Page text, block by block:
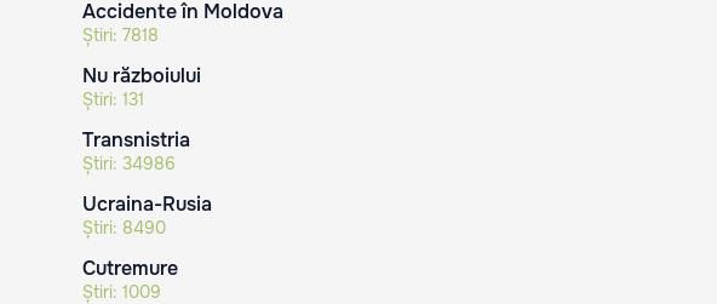
Accidente în Moldova
Știri: 7818
Nu războiului
Știri: 131
Transnistria
Știri: 34986
Ucraina-Rusia
Știri: 8490
Cutremure
Știri: 1009